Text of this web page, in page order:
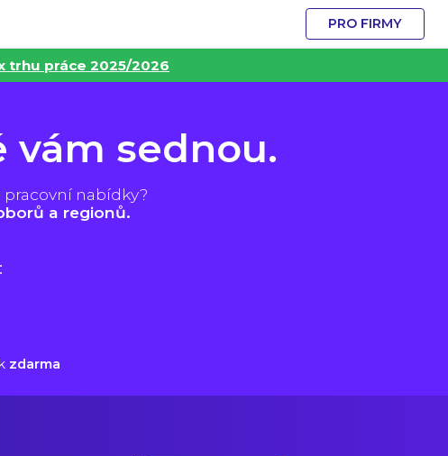
PRO FIRMY
trhu práce 2025/2026
vám sednou.
nabídky?
a regionů.
zdarma